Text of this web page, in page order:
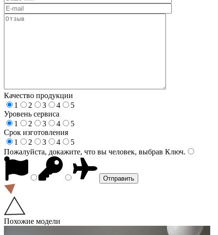
Качество продукции
1
2 3 4
5
Уровень сервиса
1
2 3 4
5
Срок изготовления
1
2 3 4
5
Пожалуйста, докажите, что вы человек, выбрав Ключ.
Похожие модели